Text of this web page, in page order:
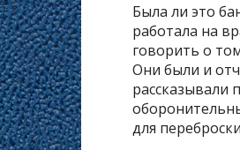
Была ли это
работала на
говорить о
Они были и
для